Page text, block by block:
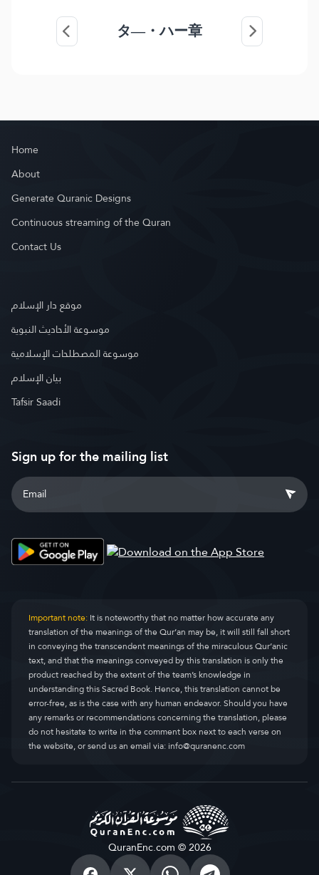
タ―・ハー章
Home
About
Generate Quranic Designs
Continuous streaming of the Quran
Contact Us
موقع دار الإسلام
موسوعة الأحاديث النبوية
موسوعة المصطلحات الإسلامية
بيان الإسلام
Tafsir Saadi
Sign up for the mailing list
Important note:It is noteworthy that no matter how accurate any
translation of the meanings of the Qur’an may be, it will still fall short
in conveying the transcendent meanings of the miraculous Qur’anic
text, and that the meanings conveyed by this translation is only the
product reached by the extent of the team’s knowledge in
understanding this Sacred Book. Hence, this translation cannot be
error-free, as is the case with any human endeavor. Should you have
any remarks or recommendations concerning the translation, please
do not hesitate to write in the comment box next to each verse on
the website, or send us an email via:info@quranenc.com
QuranEnc.com © 2026